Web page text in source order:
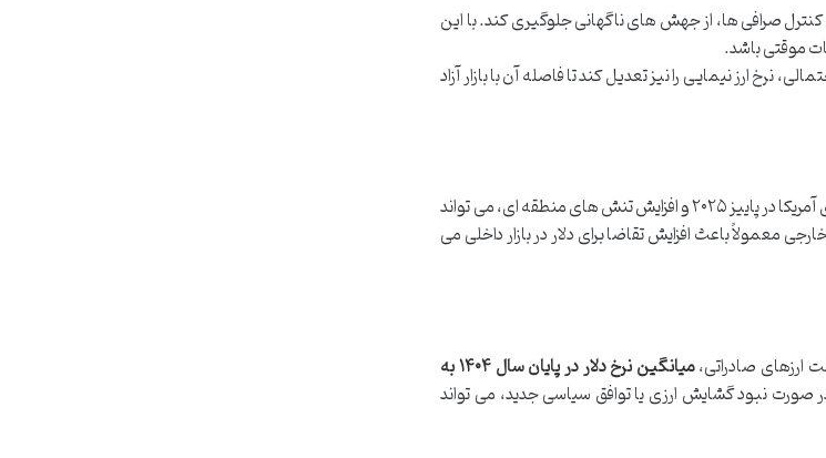
صرافی ها، از جهش های ناگهانی جلوگیری کند. با این
موقتی باشد.
ارز نیمایی را نیز تعدیل کند تا فاصله آن با بازار آزاد
در سطح جهانی، تحولات سیاسی و اقتصادی، از جمله انتخابات ریاست جمهوری آمریکا در پاییز ۲۰۲۵ و افزایش تنش های منطقه ای، می تواند
معمولاً باعث افزایش تقاضا برای دلار در بازار داخلی می
ارزهای صادراتی، میانگین نرخ دلار در پایان سال ۱۴۰۴ به
نبود گشایش ارزی یا توافق سیاسی جدید، می تواند